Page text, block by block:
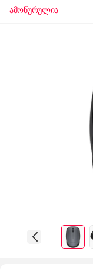
ამოწურულია